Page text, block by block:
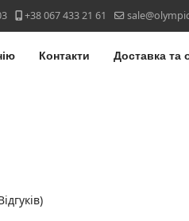
+38 067 433 21 61
Контакти Доставка та